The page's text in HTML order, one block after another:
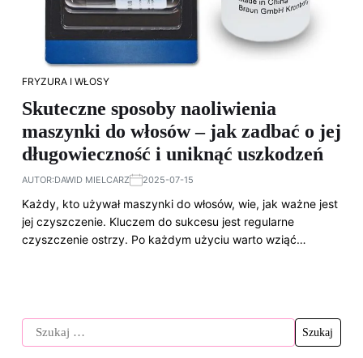
FRYZURA I WŁOSY
Skuteczne sposoby naoliwienia
maszynki do włosów – jak zadbać o jej
długowieczność i uniknąć uszkodzeń
AUTOR:DAWID MIELCARZ 2025-07-15
Każdy, kto używał maszynki do włosów, wie, jak ważne jest
jej czyszczenie. Kluczem do sukcesu jest regularne
czyszczenie ostrzy. Po każdym użyciu warto wziąć…